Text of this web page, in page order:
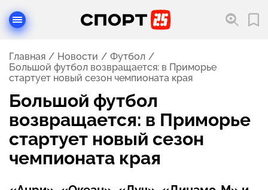
Главная Новости
Футбол
Большой футбол возвращается: в Приморье
стартует новый сезон чемпионата края
Большой футбол
возвращается: в Приморье
стартует новый сезон
чемпионата края